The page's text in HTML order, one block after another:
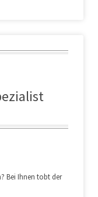
Bei Ihnen tobt der